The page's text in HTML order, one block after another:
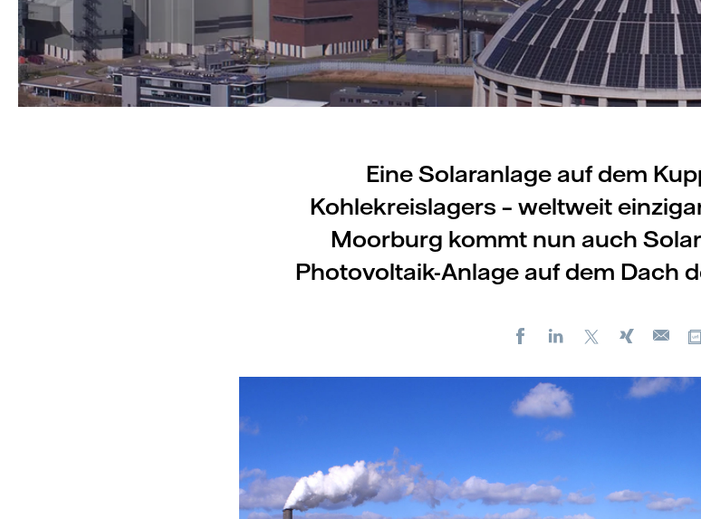
Eine Solaranlage auf dem
Kohlekreislagers – weltweit
Moorburg kommt nun auch
Photovoltaik-Anlage auf dem Dach
FacebookLinkedIn Xing
E-